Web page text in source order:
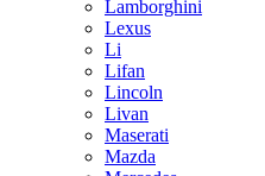
Lamborghini
Lexus
Li
Lifan
Lincoln
Livan
Maserati
Mazda